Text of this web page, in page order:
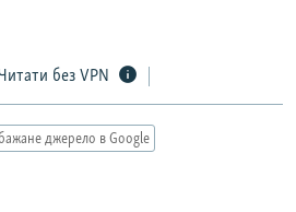
без VPN
джерело в Google